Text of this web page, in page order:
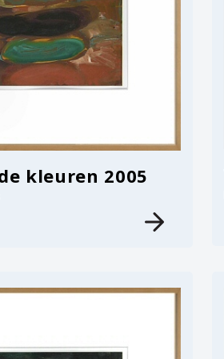
kleuren 2005